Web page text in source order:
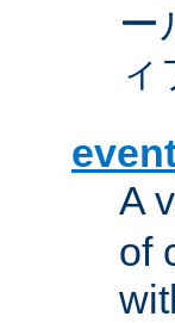
ー
A
of